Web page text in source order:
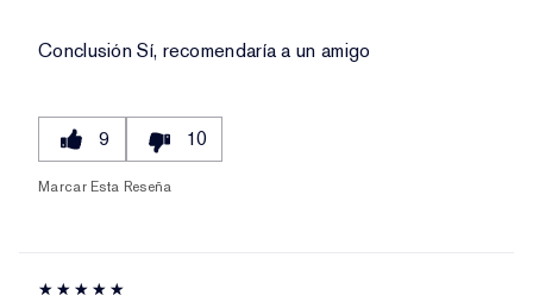
ConclusiónSí, recomendaría a un amigo
9 10
Marcar Esta Reseña